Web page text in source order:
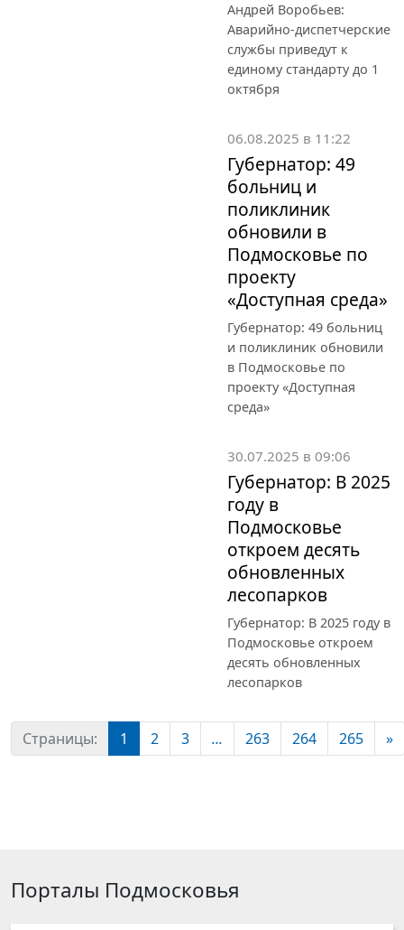
Андрей Воробьев:
Аварийно-диспетчерские
службы приведут к
единому стандарту до 1
октября
06.08.2025 в 11:22
Губернатор: 49
больниц и
поликлиник
обновили в
Подмосковье по
проекту
«Доступная среда»
Губернатор: 49 больниц
и поликлиник обновили
в Подмосковье по
проекту «Доступная
среда»
30.07.2025 в 09:06
Губернатор: В 2025
году в
Подмосковье
откроем десять
обновленных
лесопарков
Губернатор: В 2025 году в
Подмосковье откроем
десять обновленных
лесопарков
Страницы: 1 2 3 ... 263 264 265 »
Порталы Подмосковья